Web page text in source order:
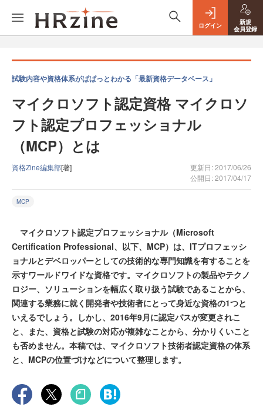
ログイン
新規
会員登録
試験内容や資格体系がぱぱっとわかる「最新資格データベース」
マイクロソフト認定資格 マイクロソ
フト認定プロフェッショナル
（MCP）とは
資格Zine編集部[著]
更新日: 2017/06/26
公開日: 2017/04/17
MCP
マイクロソフト認定プロフェッショナル（Microsoft
Certification Professional、以下、MCP）は、ITプロフェッシ
ョナルとデベロッパーとしての技術的な専門知識を有することを
示すワールドワイドな資格です。マイクロソフトの製品やテクノ
ロジー、ソリューションを幅広く取り扱う試験であることから、
関連する業務に就く開発者や技術者にとって身近な資格の1つと
いえるでしょう。しかし、2016年9月に認定パスが変更されこ
と、また、資格と試験の対応が複雑なことから、分かりくいこと
も否めません。本稿では、マイクロソフト技術者認定資格の体系
と、MCPの位置づけなどについて整理します。